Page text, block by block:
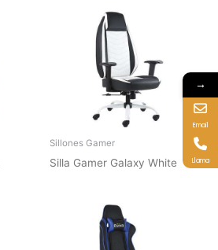
Sillones Gamer
Silla Gamer Galaxy White
→
Email
Llama